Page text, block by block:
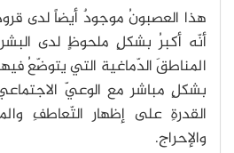
هذا العصبونُ موجودٌ أيضاً لدى
أنّه أكبرُ بشكلٍ ملحوظٍ لدى
المناطقَ الدّماغية التي يتوضّعُ
بشكلٍ مباشر مع الوعيّ
القدرةِ على إظهار التّعاطفِ
والإحراج.